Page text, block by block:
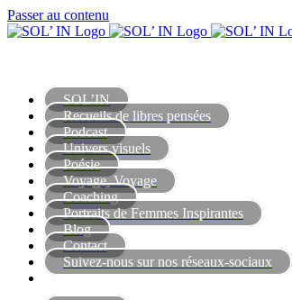
Passer au contenu
SOL’IN
Recueils de libres pensées
Podcast
Univers visuels
Poésie
Voyage, Voyage
Coaching
Portraits de Femmes Inspirantes
Blog
Contact
Suivez-nous sur nos réseaux-sociaux